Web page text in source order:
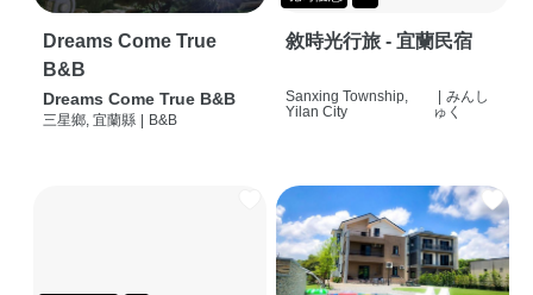
Dreams Come True
B&B
Dreams Come True B&B
三星鄉, 宜蘭縣 | B&B
敘時光行旅 - 宜蘭民宿
Sanxing Township,
Yilan City
| みんし
ゅく